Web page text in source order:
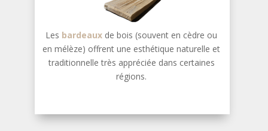
Les bardeaux de bois (souvent en cèdre ou
en mélèze) offrent une esthétique naturelle et
traditionnelle très appréciée dans certaines
régions.